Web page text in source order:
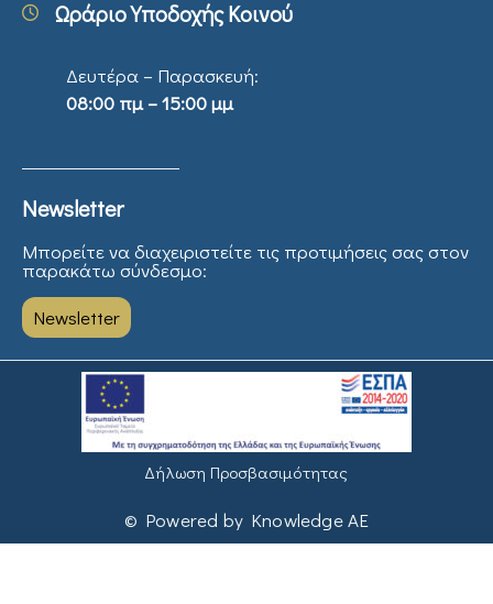
Ωράριο Υποδοχής Κοινού
Δευτέρα – Παρασκευή:
08:00 πμ – 15:00 μμ
Newsletter
Μπορείτε να διαχειριστείτε τις προτιμήσεις σας στον
παρακάτω σύνδεσμο:
Newsletter
Δήλωση Προσβασιμότητας
© Powered by Knowledge AE